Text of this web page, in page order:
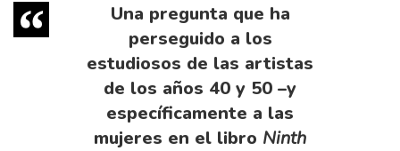
Una pregunta que ha
perseguido a los
estudiosos de las artistas
de los años 40 y 50 –y
específicamente a las
mujeres en el libro Ninth